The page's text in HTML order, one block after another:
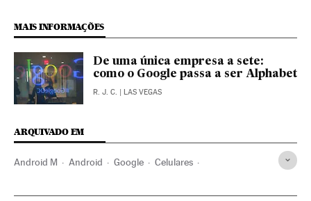
MAIS INFORMAÇÕES
De uma única empresa a sete:
como o Google passa a ser Alphabet
R. J. C. | LAS VEGAS
ARQUIVADO EM
Android M Android Google Celulares